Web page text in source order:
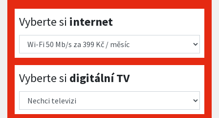
Vyberte si internet
Vyberte si internet
Vyberte si digitální TV
Vyberte si digitální TV